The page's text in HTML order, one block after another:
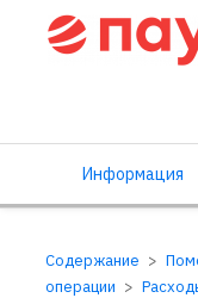
Информация
Содержание
операции